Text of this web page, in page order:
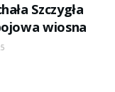
Szczygła
wiosna